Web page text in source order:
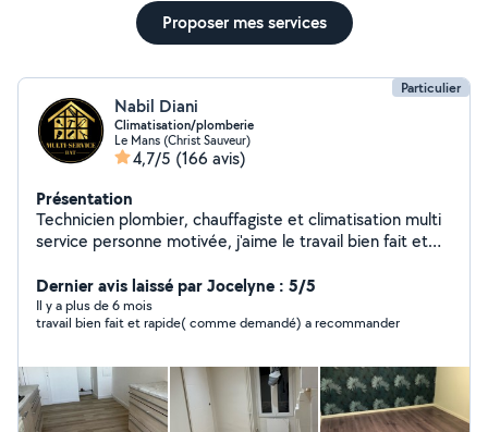
Proposer mes services
Particulier
Nabil Diani
Climatisation/plomberie
Le Mans (Christ Sauveur)
4,7/5 (166 avis)
Présentation
Technicien plombier, chauffagiste et climatisation multi
service personne motivée, j'aime le travail bien fait et
générale : plomberie, chauffage, Clim, électricité, sols,
tapisserie et peinture etc... Je suis bien équipé avec
des bon matériel
Dernier avis laissé par Jocelyne : 5/5
Il y a plus de 6 mois
travail bien fait et rapide( comme demandé) a recommander